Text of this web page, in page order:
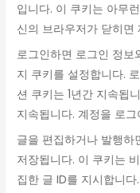
입니다. 이 쿠키는 아무
신의 브라우저가 닫히면
로그인하면 로그인 정
지 쿠키를 설정합니다.
션 쿠키는 1년간 지속됩
지속됩니다. 계정을 로
글을 편집하거나 발행하
저장됩니다. 이 쿠키는
집한 글 ID를 지시합니다